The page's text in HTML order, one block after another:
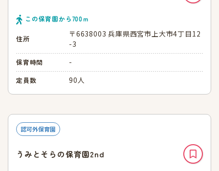
この保育園から700ｍ
住所
〒6638003 兵庫県西宮市上大市4丁目12
-3
保育時間 -
定員数 90人
認可外保育園
うみとそらの保育園2nd